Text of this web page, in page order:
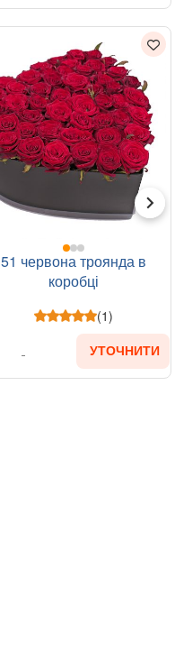
51 червона троянда в
коробці
(1)
УТОЧНИТИ